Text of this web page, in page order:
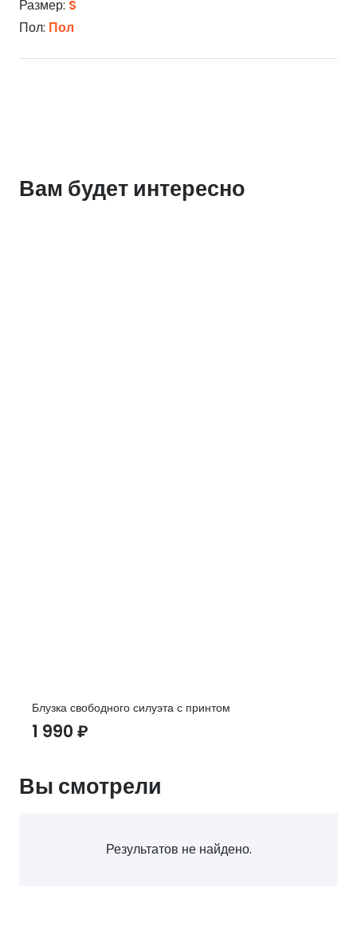
Размер: S
Пол: Пол
Вам будет интересно
Блузка свободного силуэта с принтом
1 990 ₽
Вы смотрели
Результатов не найдено.